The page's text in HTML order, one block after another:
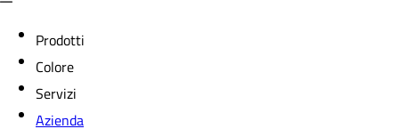
Prodotti
Colore
Servizi
Azienda